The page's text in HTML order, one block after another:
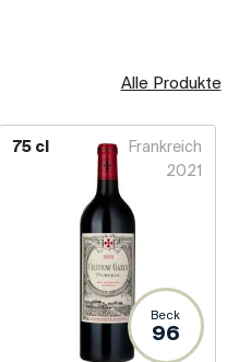
Alle Produkte
75 cl
Frankreich
2021
Beck
96